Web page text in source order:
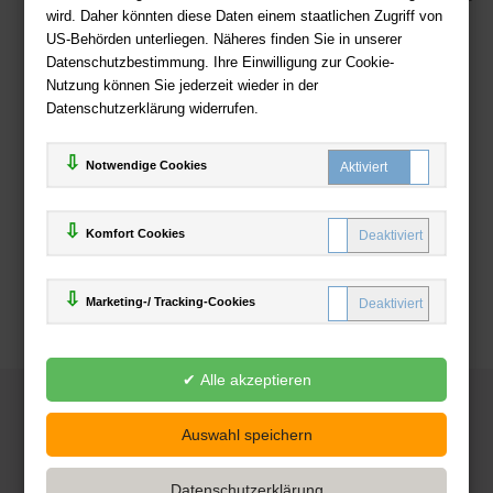
wird. Daher könnten diese Daten einem staatlichen Zugriff von
US-Behörden unterliegen. Näheres finden Sie in unserer
Datenschutzbestimmung. Ihre Einwilligung zur Cookie-
Nutzung können Sie jederzeit wieder in der
Datenschutzerklärung widerrufen.
Notwendige Cookies
Komfort Cookies
Marketing-/ Tracking-Cookies
Zahlweisen
Deutsche-Buchhandlung.de
www.deutsche-buchhandlung.de ist ein Angebot der
Handelsgesellschaft mbH
Powered by Inooga